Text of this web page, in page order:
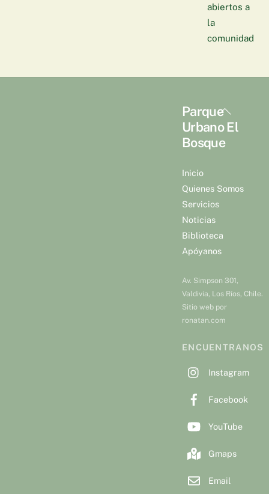
abiertos a
la
comunidad
Back
To
Top
Parque
Urbano El
Bosque
Inicio
Quienes Somos
Servicios
Noticias
Biblioteca
Apóyanos
Av. Simpson 301,
Valdivia, Los Ríos, Chile.
Sitio web por
ronatan.com
ENCUENTRANOS
Instagram
Facebook
YouTube
Gmaps
Email